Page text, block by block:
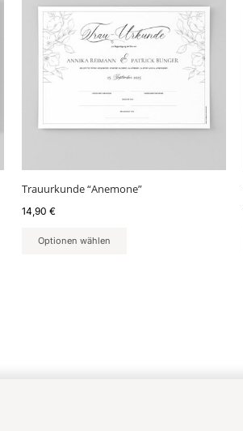
Trauurkunde “Anemone”
14,90 €
Optionen wählen